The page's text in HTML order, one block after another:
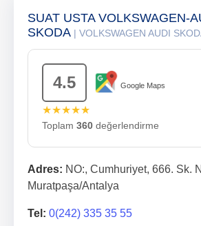
SUAT USTA VOLKSWAGEN-
SKODA | VOLKSWAGEN AUDI
4.5 Google Maps
★★★★★
Toplam 360 değerlendirme
Adres: NO:, Cumhuriyet, 666. Sk.
Muratpaşa/Antalya
Tel: 0(242) 335 35 55